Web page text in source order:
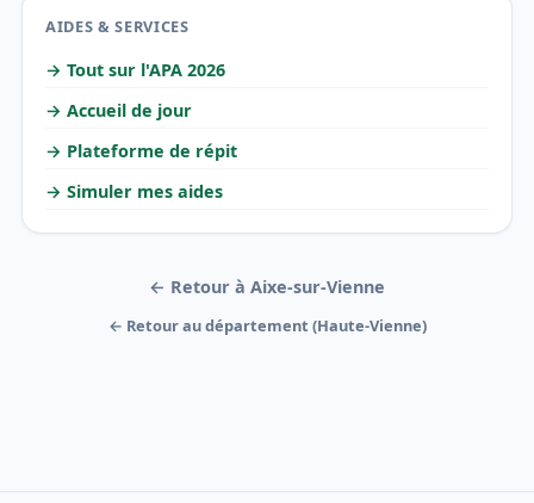
AIDES & SERVICES
→ Tout sur l'APA 2026
→ Accueil de jour
→ Plateforme de répit
→ Simuler mes aides
← Retour à Aixe-sur-Vienne
← Retour au département (Haute-Vienne)